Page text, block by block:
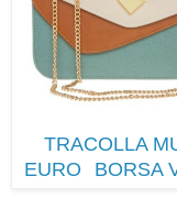
TRACOLLA
EURO
BORSA